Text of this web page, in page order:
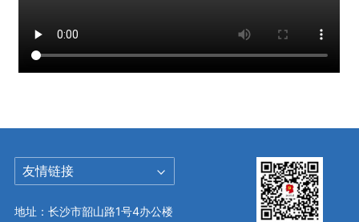
友情链接
地址：长沙市韶山路1号4办公楼